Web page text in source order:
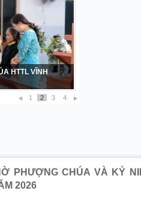
42 CỦA BAN
– 2026
1 2 3 4
PHƯỢNG CHÚA VÀ KỶ
2026